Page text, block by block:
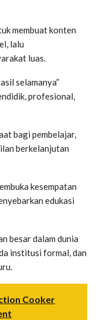
membuat konten
lalu
luas.
selamanya”
profesional,
bagi pembelajar,
berkelanjutan
kesempatan
edukasi
besar dalam dunia
institusi formal, dan
Cooker